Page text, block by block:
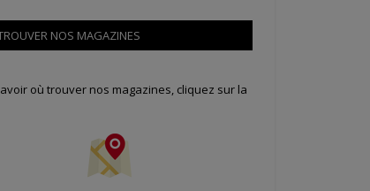
NOS MAGAZINES
où trouver nos magazines, cliquez sur la